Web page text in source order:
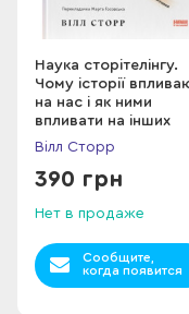
Наука сторітелінгу.
Чому історії
на нас і як ними
впливати на інших
Вілл Сторр
390 грн
Нет в продаже
Сообщите,
когда появится